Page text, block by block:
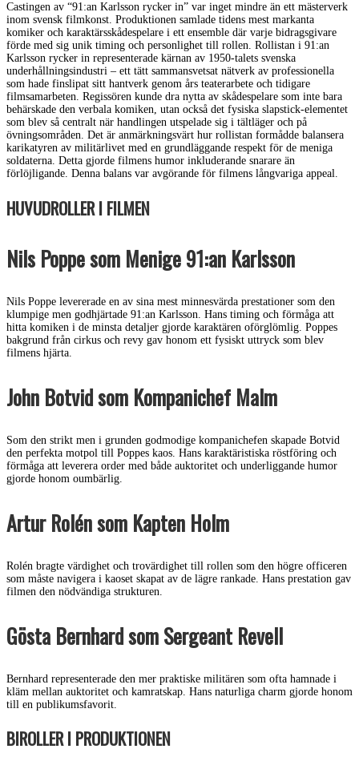
Castingen av “91:an Karlsson rycker in” var inget mindre än ett mästerverk
inom svensk filmkonst. Produktionen samlade tidens mest markanta
komiker och karaktärsskådespelare i ett ensemble där varje bidragsgivare
förde med sig unik timing och personlighet till rollen. Rollistan i 91:an
Karlsson rycker in representerade kärnan av 1950-talets svenska
underhållningsindustri – ett tätt sammansvetsat nätverk av professionella
som hade finslipat sitt hantverk genom års teaterarbete och tidigare
filmsamarbeten. Regissören kunde dra nytta av skådespelare som inte bara
behärskade den verbala komiken, utan också det fysiska slapstick-elementet
som blev så centralt när handlingen utspelade sig i tältläger och på
övningsområden. Det är anmärkningsvärt hur rollistan formådde balansera
karikatyren av militärlivet med en grundläggande respekt för de meniga
soldaterna. Detta gjorde filmens humor inkluderande snarare än
förlöjligande. Denna balans var avgörande för filmens långvariga appeal.
HUVUDROLLER I FILMEN
Nils Poppe som Menige 91:an Karlsson
Nils Poppe levererade en av sina mest minnesvärda prestationer som den
klumpige men godhjärtade 91:an Karlsson. Hans timing och förmåga att
hitta komiken i de minsta detaljer gjorde karaktären oförglömlig. Poppes
bakgrund från cirkus och revy gav honom ett fysiskt uttryck som blev
filmens hjärta.
John Botvid som Kompanichef Malm
Som den strikt men i grunden godmodige kompanichefen skapade Botvid
den perfekta motpol till Poppes kaos. Hans karaktäristiska röstföring och
förmåga att leverera order med både auktoritet och underliggande humor
gjorde honom oumbärlig.
Artur Rolén som Kapten Holm
Rolén bragte värdighet och trovärdighet till rollen som den högre officeren
som måste navigera i kaoset skapat av de lägre rankade. Hans prestation gav
filmen den nödvändiga strukturen.
Gösta Bernhard som Sergeant Revell
Bernhard representerade den mer praktiske militären som ofta hamnade i
kläm mellan auktoritet och kamratskap. Hans naturliga charm gjorde honom
till en publikumsfavorit.
BIROLLER I PRODUKTIONEN